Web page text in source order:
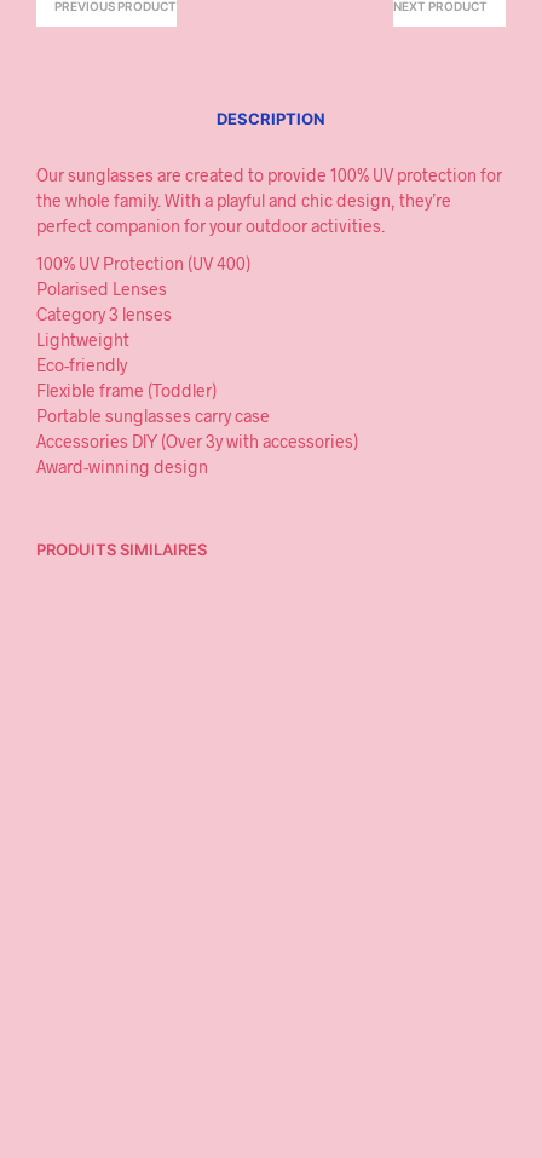
PREVIOUS PRODUCT NEXT PRODUCT
DESCRIPTION
Our sunglasses are created to provide 100% UV protection for
the whole family. With a playful and chic design, they’re
perfect companion for your outdoor activities.
100% UV Protection (UV 400)
Polarised Lenses
Category 3 lenses
Lightweight
Eco-friendly
Flexible frame (Toddler)
Portable sunglasses carry case
Accessories DlY (Over 3y with accessories)
Award-winning design
PRODUITS SIMILAIRES